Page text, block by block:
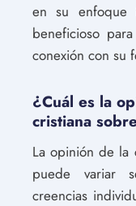
en su enfoque
beneficioso
conexión con su
¿Cuál es la
cristiana
La opinión de la
puede variar
creencias